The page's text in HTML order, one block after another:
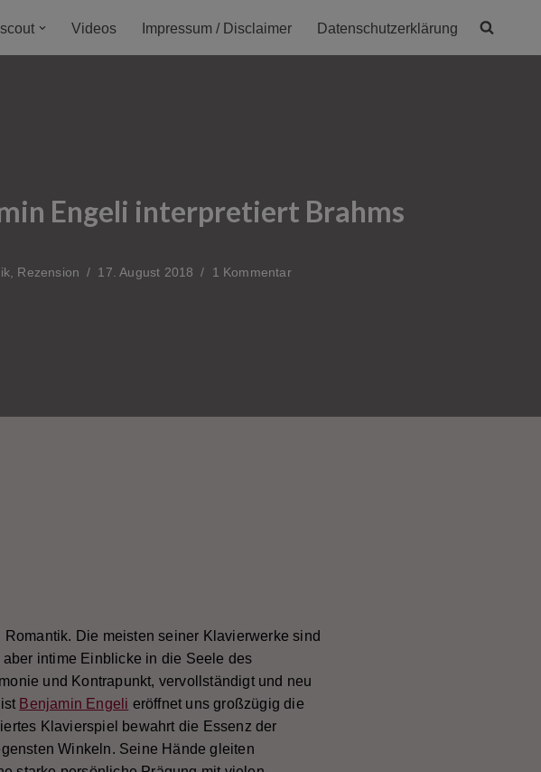
Videos Impressum / Disclaimer Datenschutzerklärung
Engeli interpretiert Brahms
, Rezension 17. August 2018 1 Kommentar
Die meisten seiner Klavierwerke sind
intime Einblicke in die Seele des
und Kontrapunkt, vervollständigt und neu
Benjamin Engeli eröffnet uns großzügig die
Klavierspiel bewahrt die Essenz der
Winkeln. Seine Hände gleiten